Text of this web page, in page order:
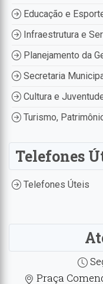
Educação e
Infraestrutura e
Planejamento da
Secretaria
Cultura e
Turismo,
Telefones
Telefones Úteis
Praça